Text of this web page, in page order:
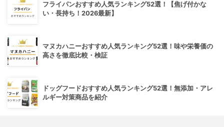
フライパンおすすめ人気ランキング52選！【焦げ付かな
い・長持ち！2026最新】
マヌカハニーおすすめ人気ランキング52選！味や栄養価の
高さを徹底比較・検証
ドッグフードおすすめ人気ランキング52選！無添加・アレ
ルギー対策商品を紹介